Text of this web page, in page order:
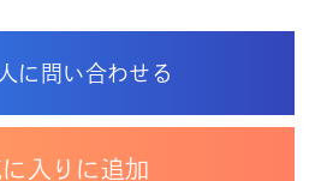
に問い合わせる
入りに追加